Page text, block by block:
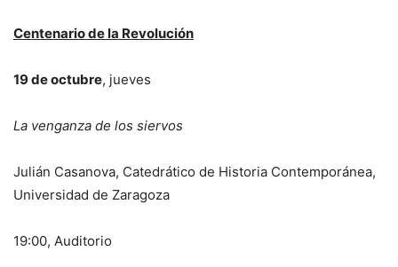
Centenario de la Revolución
19 de octubre, jueves
La venganza de los siervos
Julián Casanova, Catedrático de Historia Contemporánea,
Universidad de Zaragoza
19:00, Auditorio